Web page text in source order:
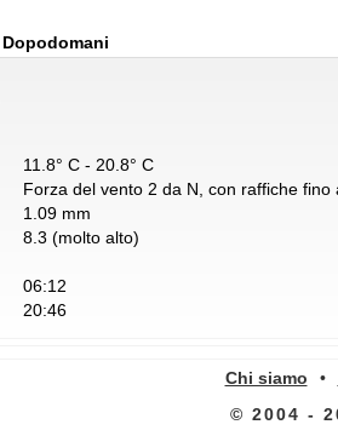
Dopodomani
11.8° C - 20.8° C
Forza del vento 2 da N, con raffiche fino
1.09 mm
8.3 (molto alto)
06:12
20:46
Chi siamo •
© 2004 -